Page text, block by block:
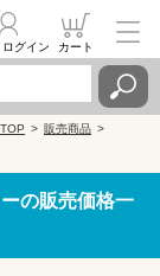
グイン カート
販売商品
の販売価格一